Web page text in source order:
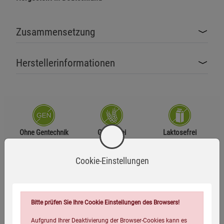
Zusammensetzung
Herstellerinformationen
Ohne Gentechnik Glutenfrei Laktosefrei
Zutaten
Cookie-Einstellungen
Bitte prüfen Sie Ihre Cookie Einstellungen des Browsers!
Aufgrund Ihrer Deaktivierung der Browser-Cookies kann es